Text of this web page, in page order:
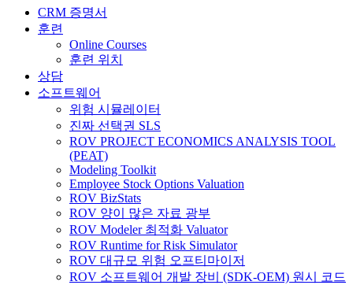
CRM 증명서
훈련
Online Courses
훈련 위치
상담
소프트웨어
위험 시뮬레이터
진짜 선택권 SLS
ROV PROJECT ECONOMICS ANALYSIS TOOL
(PEAT)
Modeling Toolkit
Employee Stock Options Valuation
ROV BizStats
ROV 양이 많은 자료 광부
ROV Modeler 최적화 Valuator
ROV Runtime for Risk Simulator
ROV 대규모 위험 오프티마이저
ROV 소프트웨어 개발 장비 (SDK-OEM) 원시 코드